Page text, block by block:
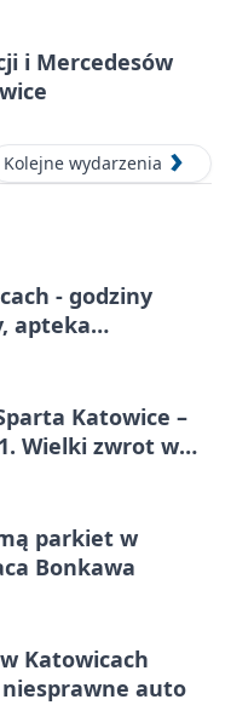
i Mercedesów
Kolejne wydarzenia
- godziny
apteka
Katowice –
Wielki zwrot w
parkiet w
Bonkawa
Katowicach
niesprawne auto